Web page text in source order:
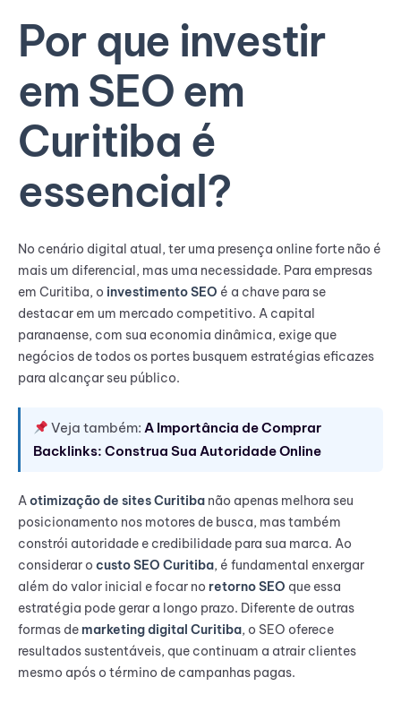
Por que investir
em SEO em
Curitiba é
essencial?
No cenário digital atual, ter uma presença online forte não é
mais um diferencial, mas uma necessidade. Para empresas
em Curitiba, o investimento SEO é a chave para se
destacar em um mercado competitivo. A capital
paranaense, com sua economia dinâmica, exige que
negócios de todos os portes busquem estratégias eficazes
para alcançar seu público.
Veja também:A Importância de Comprar
Backlinks: Construa Sua Autoridade Online
Aotimização de sites Curitiba não apenas melhora seu
posicionamento nos motores de busca, mas também
constrói autoridade e credibilidade para sua marca. Ao
considerar o custo SEO Curitiba, é fundamental enxergar
além do valor inicial e focar no retorno SEO que essa
estratégia pode gerar a longo prazo. Diferente de outras
formas demarketing digital Curitiba, o SEO oferece
resultados sustentáveis, que continuam a atrair clientes
mesmo após o término de campanhas pagas.